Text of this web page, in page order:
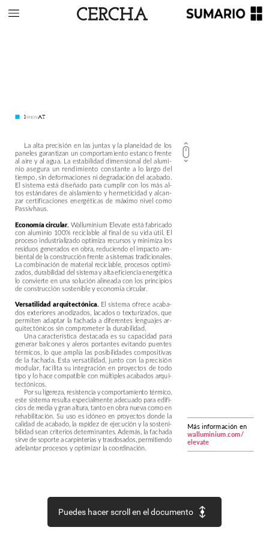
InnovAT
La alta precisión en las juntas y la planeidad de los
paneles garantizan un comportamiento estanco frente
al aire y al agua. La estabilidad dimensional del alumi-
nio asegura un rendimiento constante a lo largo del
tiempo, sin deformaciones ni degradación del acabado.
El sistema está diseñado para cumplir con los más al-
tos estándares de aislamiento yhermeticidad y alcan-
zar certificaciones energéticas de máximo nivel como
Passivhaus.
Economíacircular. Walluminium Elevate está fabricado
con aluminio 100% reciclable al final de su vida útil. El
proceso industrializadooptimiza recursos yminimiza los
residuos generados en obra, reduciendo el impacto am-
bientalde la construcciónfrente asistemas tradicionales.
La combinación de material reciclable, procesos optimi-
zados,durabilidaddel sistemayaltaeficienciaenergética
lo convierte en una solución alineada con los principios
de construcción sostenible yeconomía circular.
Versatilidad arquitectónica. El sistema ofrece acaba-
dos exteriores anodizados, lacados o texturizados, que
permiten adaptar la fachada a diferentes lenguajes ar-
quitectónicos sin comprometer la durabilidad.
Una característica destacada es su capacidad para
generar balcones yaleros portantes evitando puentes
térmicos, lo que amplía las posibilidades compositivas
de la fachada. Esta versatilidad, junto con la precisión
modular, facilita su integración en proyectos de todo
tipo ylohace compatible con múltiples acabados arqui-
tectónicos.
Porsuligereza, resistenciaycomportamientotérmico,
este sistema resulta especialmente adecuado para edifi-
ciosdemedia ygranaltura, tantoenobranueva comoen
rehabilitación. Su uso es idóneo en proyectos donde la
calidadde acabado, la rapidez de ejecución yla sosteni-
bilidadsean criterios determinantes. Además, la fachada
sirvedesoporteacarpinterías ytrasdosados,permitiendo
adelantarprocesos yoptimizar la coordinación.
de aluminioextruido, la fabricación contro-
fiabilidad.
reducción de residuos en obra refuerzan el
Más información en
walluminium.com/
elevate
Puedes hacer scroll en el documento